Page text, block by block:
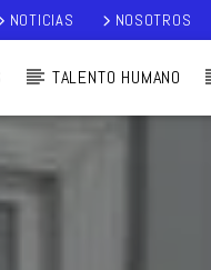
NOTICIAS NOSOTROS
TALENTO HUMANO